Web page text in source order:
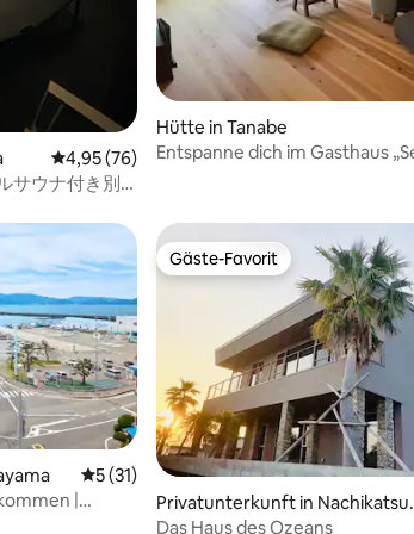
wohnen
bitte zögern
wenn Sie
Wakayama Prefecture 646-1402
Durchschnittliche Bewertung: 4,95 von 5,
4,95 (76)
サウナ付き別
Hütte in Tanabe
Entspanne dich im Gasthaus
befindet sich eine heiße
Quelle.Kostenlose Abholung
Rückfahrt in Hongu-cho zum
Hauptschrein.
5, 63 Bewertungen
Durchschnittliche Bewertung: 5 von 5,
5 (31)
|
Gäste-Favorit
Gäste-Favorit
Privatunterkunft in
ra
Das Haus des Ozeans